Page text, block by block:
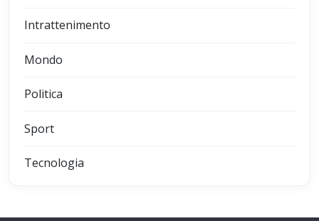
Intrattenimento
Mondo
Politica
Sport
Tecnologia